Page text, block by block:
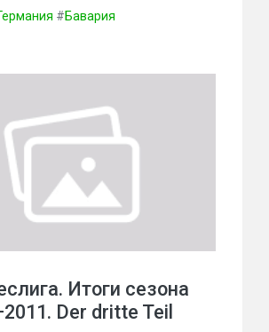
#Бавария
Итоги сезона
Der dritte Teil